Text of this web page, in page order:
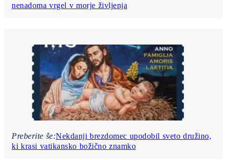
nenadoma vrgel v morje življenja
Preberite še:Nekdanji brezdomec upodobil sveto družino,
ki krasi vatikansko božično znamko